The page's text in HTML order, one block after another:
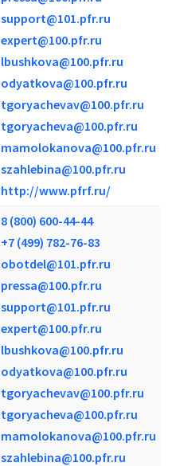
support@101.pfr.ru
expert@100.pfr.ru
lbushkova@100.pfr.ru
odyatkova@100.pfr.ru
tgoryachevav@100.pfr.ru
tgoryacheva@100.pfr.ru
mamolokanova@100.pfr.ru
szahlebina@100.pfr.ru
http://www.pfrf.ru/
8 (800) 600-44-44
+7 (499) 782-76-83
obotdel@101.pfr.ru
pressa@100.pfr.ru
support@101.pfr.ru
expert@100.pfr.ru
lbushkova@100.pfr.ru
odyatkova@100.pfr.ru
tgoryachevav@100.pfr.ru
tgoryacheva@100.pfr.ru
mamolokanova@100.pfr.ru
szahlebina@100.pfr.ru